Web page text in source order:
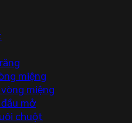
miệng
miệng
mở
chuột